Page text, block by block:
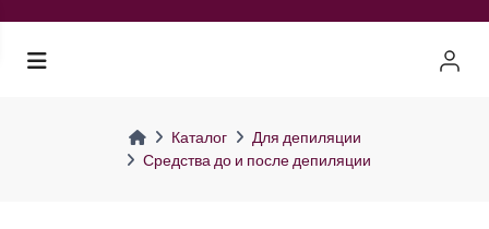
Каталог
Для депиляции
Средства до и после депиляции